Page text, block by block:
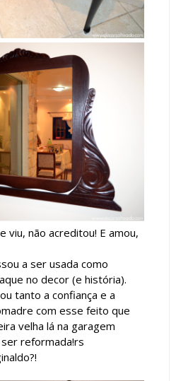
viu, não acreditou! E amou,
a ser usada como
no decor (e história).
tanto a confiança e a
com esse feito que
velha lá na garagem
reformada!rs